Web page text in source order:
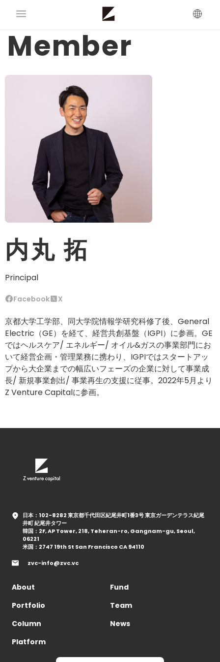
Member
内丸 拓
Principal
Facebook X
京都大学工学部、同大学院情報学研究科修了後、General
Electric（GE）を経て、経営共創基盤（IGPI）に参画。GE
ではヘルスケア/ エネルギー/ オイル&ガスの事業部門にお
いて経営企画・管理業務に携わり、IGPIではスタートアッ
プから大企業までの幅広いフェーズの企業に対して事業成
長/ 新規事業創出/ 事業再生の支援に従事。2022年5月より
Z Venture Capitalに参画。
日本：102-8282 東京都千代田区紀尾井町1番3号 東京ガーデンテラス紀尾
井町 紀尾井タワー
韓国：2F, AP Tower, 218, Teheran-ro, Gangnam-gu, Seoul,
06221
米国：2747 19th St San Francisco CA 94110
zvc-info@zvc.vc
About
Fund
Portfolio
Team
Column
News
Platform